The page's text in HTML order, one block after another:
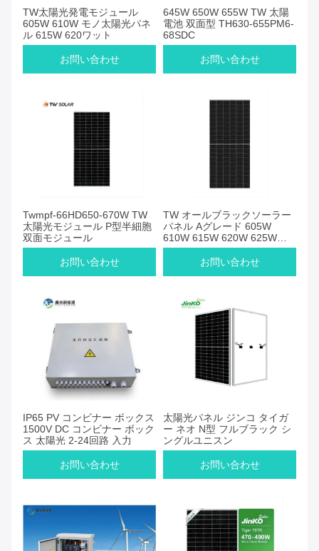
TW太陽光発電モジュール
605W 610W モノ太陽光パネ
ル 615W 620ワット
お問い合わせ
645W 650W 655W TW 太陽
電池 双面型 TH630-655PM6-
68SDC
お問い合わせ
Twmpf-66HD650-670W TW
太陽光モジュール P型半細胞
双面モジュール
お問い合わせ
TW オールブラックソーラー
パネル Aグレード 605W
610W 615W 620W 625Wソ
ーラーパネル
お問い合わせ
IP65 PV コンビナー ボックス
1500V DC コンビナー ボック
ス 太陽光 2-24回路 入力
お問い合わせ
太陽光パネル ジンコ タイガ
ー ネオ N型 フルブラック シ
ングルユニスン
お問い合わせ